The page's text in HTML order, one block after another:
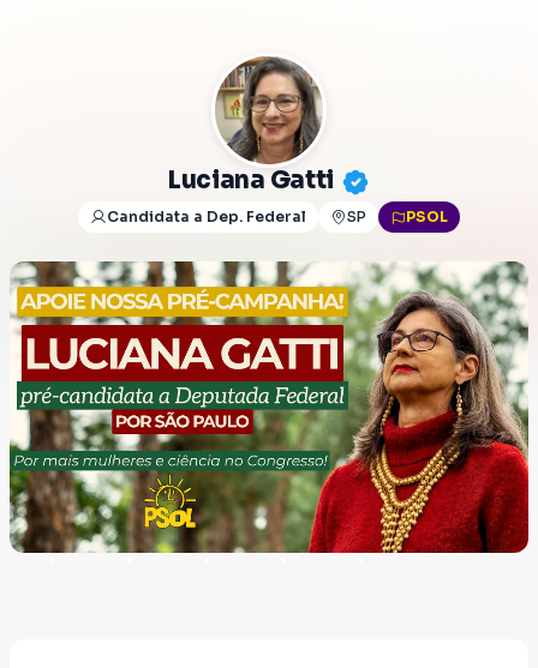
Luciana Gatti
Candidata a Dep. Federal SP PSOL